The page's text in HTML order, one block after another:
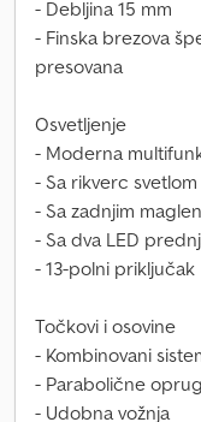
- Debljina 15 mm
- Finska brezova
presovana
Osvetljenje
- Moderna
- Sa rikverc svetlom
- Sa zadnjim
- Sa dva LED
- 13-polni priključak
Točkovi i osovine
- Kombinovani
- Parabolične
- Udobna vožnja